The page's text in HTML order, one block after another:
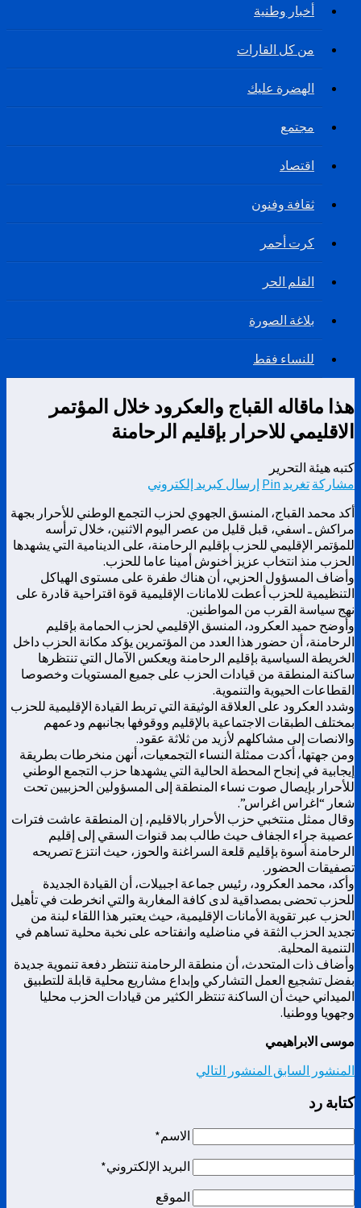
أخبار وطنية
من كل القارات
الهضرة عليك
مجتمع
اقتصاد
ثقافة وفنون
كرت أحمر
القلم الحر
بلاغة الصورة
للنساء فقط
هذا ماقاله القباج والعكرود خلال المؤتمر
الاقليمي للاحرار بإقليم الرحامنة
كتبه هيئة التحرير
مشاركة تغريد Pin إرسال كبريد إلكتروني
أكد محمد القباج، المنسق الجهوي لحزب التجمع الوطني للأحرار بجهة
مراكش ـ اسفي، قبل قليل من عصر اليوم الاثنين، خلال ترأسه
للمؤتمر الإقليمي للحزب بإقليم الرحامنة، على الدينامية التي يشهدها
الحزب منذ انتخاب عزيز أخنوش أمينا عاما للحزب.
وأضاف المسؤول الحزبي، أن هناك طفرة على مستوى الهياكل
التنظيمية للحزب أعطت للامانات الإقليمية قوة اقتراحية قادرة على
نهج سياسة القرب من المواطنين.
وأوضح حميد العكرود، المنسق الإقليمي لحزب الحمامة بإقليم
الرحامنة، أن حضور هذا العدد من المؤتمرين يؤكد مكانة الحزب داخل
الخريطة السياسية بإقليم الرحامنة ويعكس الآمال التي تنتظرها
ساكنة المنطقة من قيادات الحزب على جميع المستويات وخصوصا
القطاعات الحيوية والتنموية.
وشدد العكرود على العلاقة الوثيقة التي تربط القيادة الإقليمية للحزب
بمختلف الطبقات الاجتماعية بالإقليم ووقوفها بجانبهم ودعمهم
والانصات إلى مشاكلهم لأزيد من ثلاثة عقود.
ومن جهتها، أكدت ممثلة النساء التجمعيات، أنهن منخرطات بطريقة
إيجابية في إنجاح المحطة الحالية التي يشهدها حزب التجمع الوطني
للأحرار بإيصال صوت نساء المنطقة إلى المسؤولين الحزبيين تحت
شعار “اغراس اغراس”.
وقال ممثل منتخبي حزب الأحرار بالاقليم، إن المنطقة عاشت فترات
عصيبة جراء الجفاف حيث طالب بمد قنوات السقي إلى إقليم
الرحامنة أسوة بإقليم قلعة السراغنة والحوز، حيث انتزع تصريحه
تصفيقات الحضور.
وأكد، محمد العكرود، رئيس جماعة اجبيلات، أن القيادة الجديدة
للحزب تحضى بمصداقية لدى كافة المغاربة والتي انخرطت في تأهيل
الحزب عبر تقوية الأمانات الإقليمية، حيث يعتبر هذا اللقاء لبنة من
تجديد الحزب الثقة في مناضليه وانفتاحه على نخبة محلية تساهم في
التنمية المحلية.
وأضاف ذات المتحدث، أن منطقة الرحامنة تنتظر دفعة تنموية جديدة
بفضل تشجيع العمل التشاركي وإبداع مشاريع محلية قابلة للتطبيق
الميداني حيث أن الساكنة تنتظر الكثير من قيادات الحزب محليا
وجهويا ووطنيا.
موسى الابراهيمي
المنشور السابق المنشور التالي
كتابة رد
الاسم*
البريد الإلكتروني*
الموقع